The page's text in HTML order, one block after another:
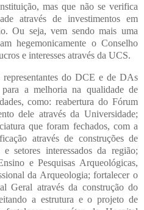
mas que não se verifica
através de investimentos em
Ou seja, vem sendo mais uma
hegemonicamente o Conselho
e interesses através da UCS.
do DCE e de DAs
para a melhoria na qualidade de
como: reabertura do Fórum
dele através da Universidade;
que foram fechados, com a
através de construções de
setores interessados da região;
e Pesquisas Arqueológicas,
da Arqueologia; fortalecer o
Geral através da construção do
a estrutura e o projeto de